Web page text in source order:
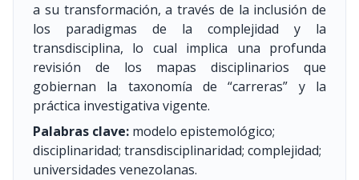
a su transformación, a través de la inclusión de
los paradigmas de la complejidad y la
transdisciplina, lo cual implica una profunda
revisión de los mapas disciplinarios que
gobiernan la taxonomía de “carreras” y la
práctica investigativa vigente.
Palabras clave: modelo epistemológico;
disciplinaridad; transdisciplinaridad; complejidad;
universidades venezolanas.